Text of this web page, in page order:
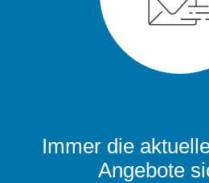
Immer die
Angebote